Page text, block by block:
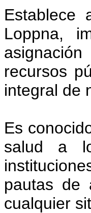
Establece
Loppna,
recursos
integral de
Es
salud a
pautas de
cualquier